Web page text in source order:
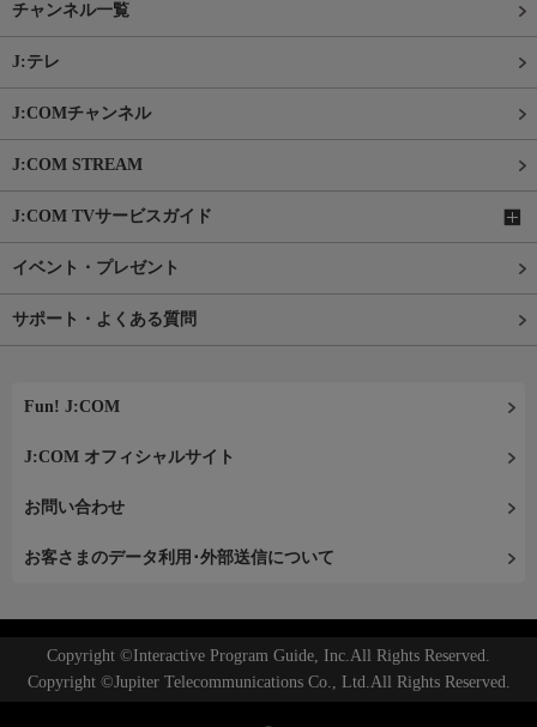
チャンネル一覧
J:テレ
J:COMチャンネル
J:COM STREAM
J:COM TVサービスガイド
イベント・プレゼント
サポート・よくある質問
Fun! J:COM
J:COM オフィシャルサイト
お問い合わせ
お客さまのデータ利用･外部送信について
Copyright ©Interactive Program Guide, Inc.All Rights Reserved.
Copyright ©Jupiter Telecommunications Co., Ltd.All Rights Reserved.